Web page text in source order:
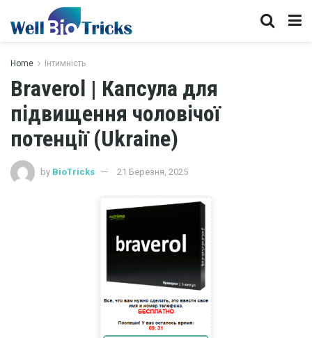
Home Інтимність
Braverol | Капсула для
підвищення чоловічої
потенції (Ukraine)
by BioTricks 21 Березня, 2025